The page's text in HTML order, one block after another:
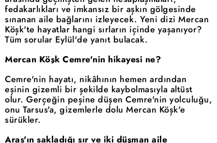
fedakarlıkları ve imkansız bir aşkın gölgesinde
sınanan aile bağlarını izleyecek. Yeni dizi Mercan
Köşk'te hayatlar hangi sırların içinde yaşanıyor?
Tüm sorular Eylül'de yanıt bulacak.
Mercan Köşk Cemre'nin hikayesi ne?
Cemre'nin hayatı, nikâhının hemen ardından
eşinin gizemli bir şekilde kaybolmasıyla altüst
olur. Gerçeğin peşine düşen Cemre'nin yolculuğu,
onu Tarsus'a, gizemlerle dolu Mercan Köşk'e
sürükler.
Aras'ın sakladığı sır ve iki düşman aile